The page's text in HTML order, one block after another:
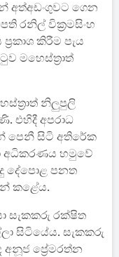
අත්අඩංගුවට ගෙන
රනිල් වික්‍රමසිංහ
කිරීම පැය
මහෙස්ත්‍රාත්
නිලුපුලි
එහිදී අපරාධ
පෙනී සිටි අතිරේක
අධිකරණය හමුවේ
දේපොළ පනත
කළේය.
සැකකරු රක්ෂිත
සිටියේය. සැකකරු
ප්‍රේමරත්න